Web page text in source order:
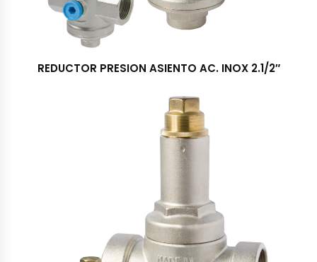
REDUCTOR PRESION ASIENTO AC. INOX 2.1/2″